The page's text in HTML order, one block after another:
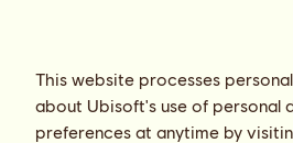
This website processes
about Ubisoft's use of personal
preferences at anytime by